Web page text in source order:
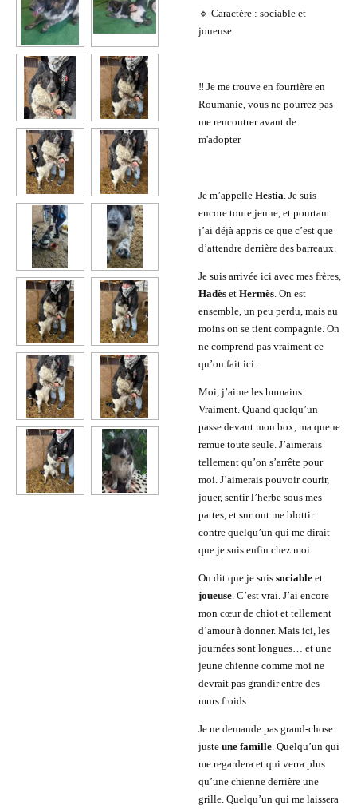
🔹 Caractère : sociable et
joueuse
‼️ Je me trouve en fourrière en
Roumanie, vous ne pourrez pas
me rencontrer avant de
m'adopter
Je m’appelle Hestia . Je suis
encore toute jeune, et pourtant
j’ai déjà appris ce que c’est que
d’attendre derrière des barreaux.
Je suis arrivée ici avec mes frères,
Hadès et Hermès . On est
ensemble, un peu perdu, mais au
moins on se tient compagnie. On
ne comprend pas vraiment ce
qu’on fait ici...
Moi, j’aime les humains.
Vraiment. Quand quelqu’un
passe devant mon box, ma queue
remue toute seule. J’aimerais
tellement qu’on s’arrête pour
moi. J’aimerais pouvoir courir,
jouer, sentir l’herbe sous mes
pattes, et surtout me blottir
contre quelqu’un qui me dirait
que je suis enfin chez moi.
On dit que je suis sociable et
joueuse . C’est vrai. J’ai encore
mon cœur de chiot et tellement
d’amour à donner. Mais ici, les
journées sont longues… et une
jeune chienne comme moi ne
devrait pas grandir entre des
murs froids.
Je ne demande pas grand-chose :
juste une famille . Quelqu’un qui
me regardera et qui verra plus
qu’une chienne derrière une
grille. Quelqu’un qui me laissera